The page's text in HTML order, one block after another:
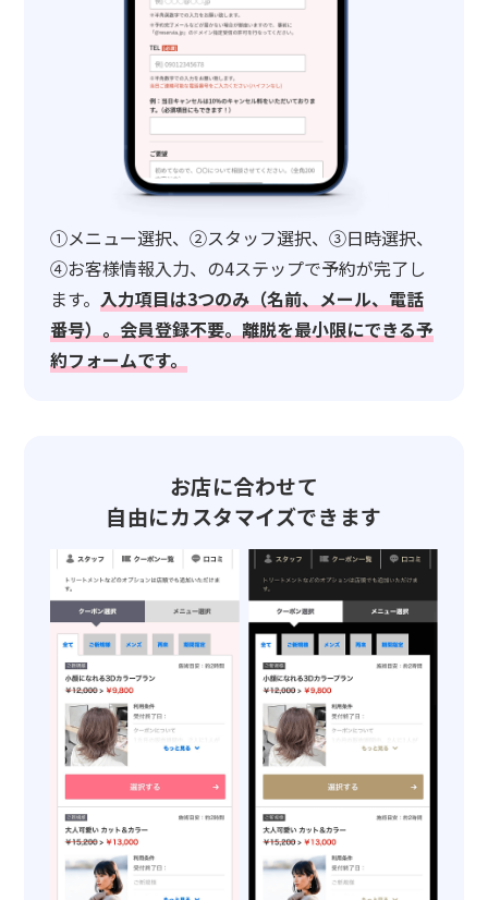
①メニュー選択、②スタッフ選択、③日時選択、
④お客様情報入力、の4ステップで予約が完了し
ます。入力項目は3つのみ（名前、メール、電話
番号）。会員登録不要。離脱を最小限にできる予
約フォームです。
お店に合わせて
自由にカスタマイズできます